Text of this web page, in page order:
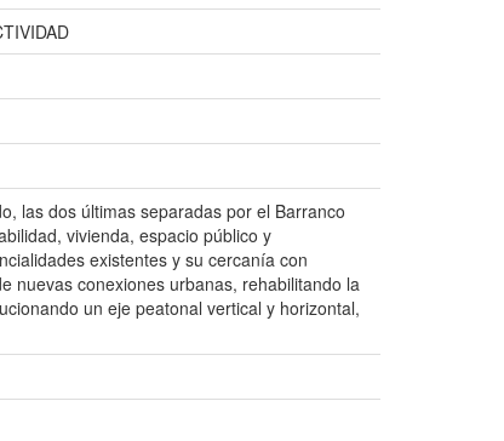
las dos últimas separadas por el Barranco
vivienda, espacio público y
existentes y su cercanía con
nuevas conexiones urbanas, rehabilitando la
un eje peatonal vertical y horizontal,